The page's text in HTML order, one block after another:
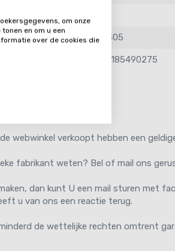
200405
8717185490275
webwinkel verkoopt hebben een
fabrikant weten? Bel of mail ons
dan kunt U een mail sturen met
u van ons een reactie terug.
de wettelijke rechten omtrent
om onze
en om u een
over de cookies die